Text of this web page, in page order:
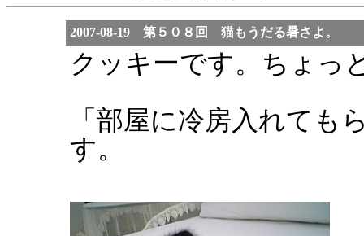
2007-08-19 第５０８回 猫もうだる暑さよ。
クッキーです。ちょっ
「部屋に冷房入れても
す。